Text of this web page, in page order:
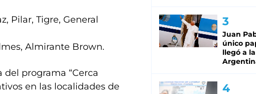
Pilar, Tigre, General
Almirante Brown.
programa “Cerca
en las localidades de
Juan
único
llegó a la